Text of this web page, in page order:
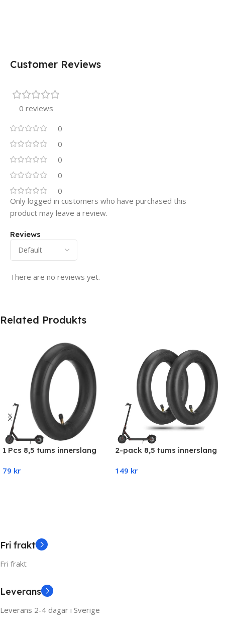
Customer Reviews
0 reviews
0
0
0
0
0
Reviews
There are no reviews yet.
Only logged in customers who have purchased this
product may leave a review.
Related Produkts
1 Pcs 8,5 tums innerslang
Essential)
79 kr
2-pack 8,5 tums innerslang
Essential)
149 kr
Fri frakt
Fri frakt
Leverans
Leverans 2-4 dagar i Sverige